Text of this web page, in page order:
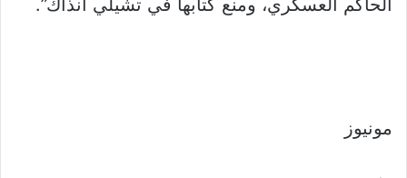
الحاكم العسكري، ومنع كتابها في تشيلي آنذاك”.
مونيوز